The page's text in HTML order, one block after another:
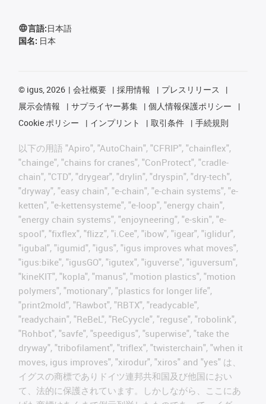
言語:日本語
国名: 日本
© igus, 2026 会社概要 採用情報
プレスリリース
展示会情報
サプライヤー募集
個人情報保護ポリシー
Cookie ポリシー
インプリント 取引条件 手続規則
以下の用語 "Apiro", "AutoChain", "CFRIP", "chainflex",
"chainge", "chains for cranes", "ConProtect", "cradle-
chain", "CTD", "drygear", "drylin", "dryspin", "dry-tech",
"dryway", "easy chain", "e-chain", "e-chain systems", "e-
ketten", "e-kettensysteme", "e-loop", "energy chain",
"energy chain systems", "enjoyneering", "e-skin", "e-
spool", "fixflex", "flizz", "i.Cee", "ibow", "igear", "iglidur",
"igubal", "igumid", "igus", "igus improves what moves",
"igus:bike", "igusGO", "igutex", "iguverse", "iguversum",
"kineKIT", "kopla", "manus", "motion plastics", "motion
polymers", "motionary", "plastics for longer life",
"print2mold", "Rawbot", "RBTX", "readycable",
"readychain", "ReBeL", "ReCyycle", "reguse", "robolink",
"Rohbot", "savfe", "speedigus", "superwise", "take the
dryway", "tribofilament", "triflex", "twisterchain", "when it
moves, igus improves", "xirodur", "xiros" and "yes" は、
イグスの商標でありドイツ連邦共和国及び他国におい
て、法的に保護されています。しかしながら、ここにあ